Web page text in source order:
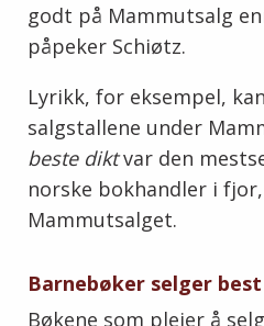
godt på Mammutsalg
påpeker Schiøtz.
Lyrikk, for eksempel,
salgstallene under
beste diktvar den
norske bokhandler i
Mammutsalget.
Barnebøker selger best
Bøkene som pleier å